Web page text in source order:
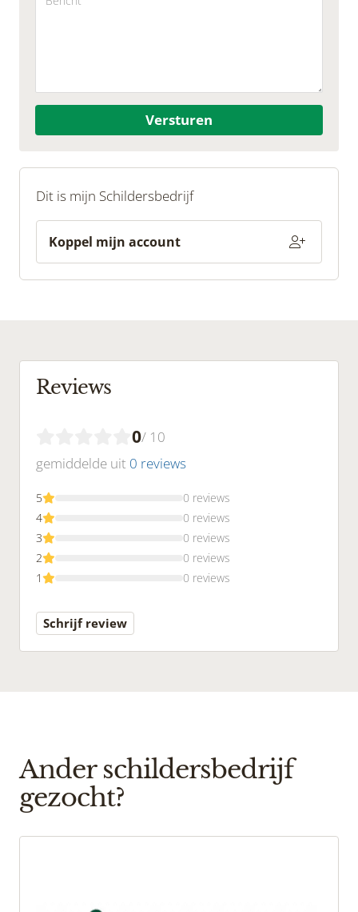
Versturen
Dit is mijn Schildersbedrijf
Koppel mijn account
Reviews
0/ 10
gemiddelde uit 0 reviews
5
0 reviews
4
0 reviews
3
0 reviews
2
0 reviews
1
0 reviews
Schrijf review
Ander schildersbedrijf
gezocht?